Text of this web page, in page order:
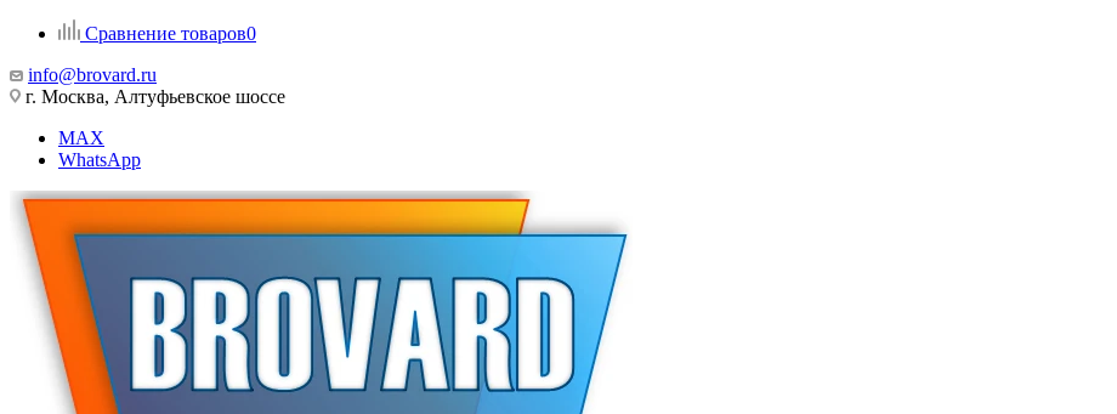
Сравнение товаров0
info@brovard.ru
г. Москва, Алтуфьевское шоссе
MAX
WhatsApp